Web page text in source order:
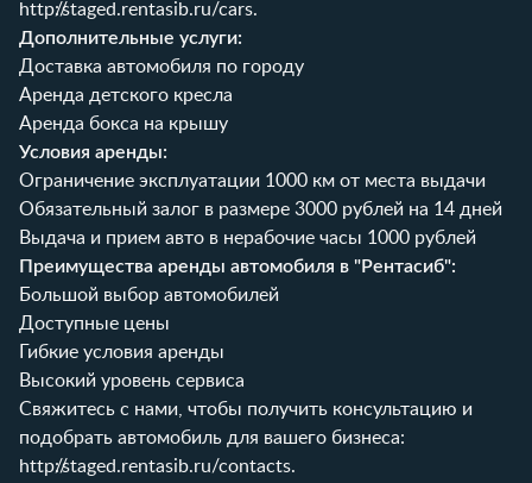
http://staged.rentasib.ru/cars.
Дополнительные услуги:
Доставка автомобиля по городу
Аренда детского кресла
Аренда бокса на крышу
Условия аренды:
Ограничение эксплуатации 1000 км от места выдачи
Обязательный залог в размере 3000 рублей на 14 дней
Выдача и прием авто в нерабочие часы 1000 рублей
Преимущества аренды автомобиля в "Рентасиб":
Большой выбор автомобилей
Доступные цены
Гибкие условия аренды
Высокий уровень сервиса
Свяжитесь с нами, чтобы получить консультацию и
подобрать автомобиль для вашего бизнеса:
http://staged.rentasib.ru/contacts.